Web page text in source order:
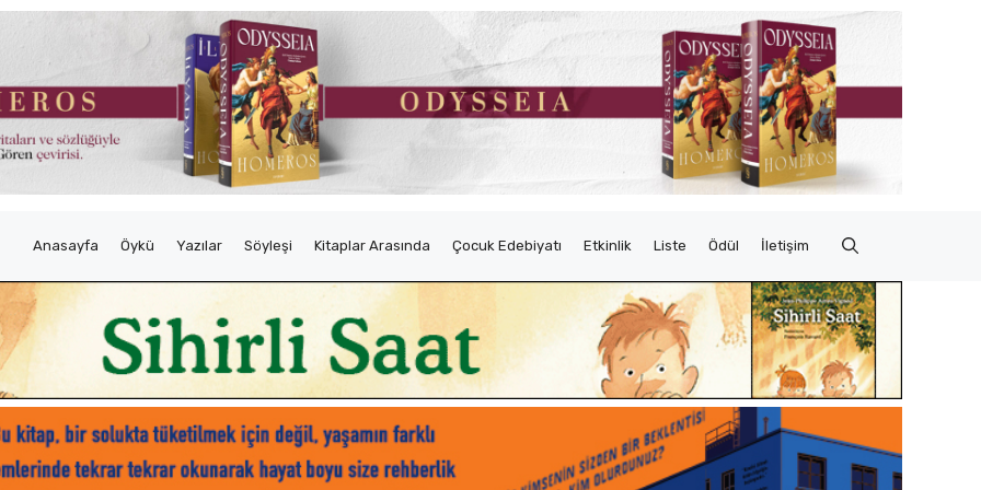
Anasayfa Öykü Yazılar Söyleşi Kitaplar Arasında Çocuk Edebiyatı Etkinlik Liste Ödül İletişim